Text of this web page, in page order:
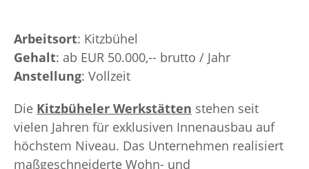
Arbeitsort: Kitzbühel
Gehalt: ab EUR 50.000,-- brutto / Jahr
Anstellung: Vollzeit
Die Kitzbüheler Werkstätten stehen seit
vielen Jahren für exklusiven Innenausbau auf
höchstem Niveau. Das Unternehmen realisiert
maßgeschneiderte Wohn- und